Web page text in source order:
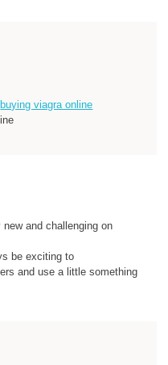
buying viagra online
and challenging on
be exciting to
and use a little something